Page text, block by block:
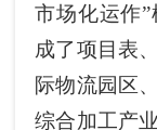
市场化运作
成了项目表
际物流园区
综合加工产